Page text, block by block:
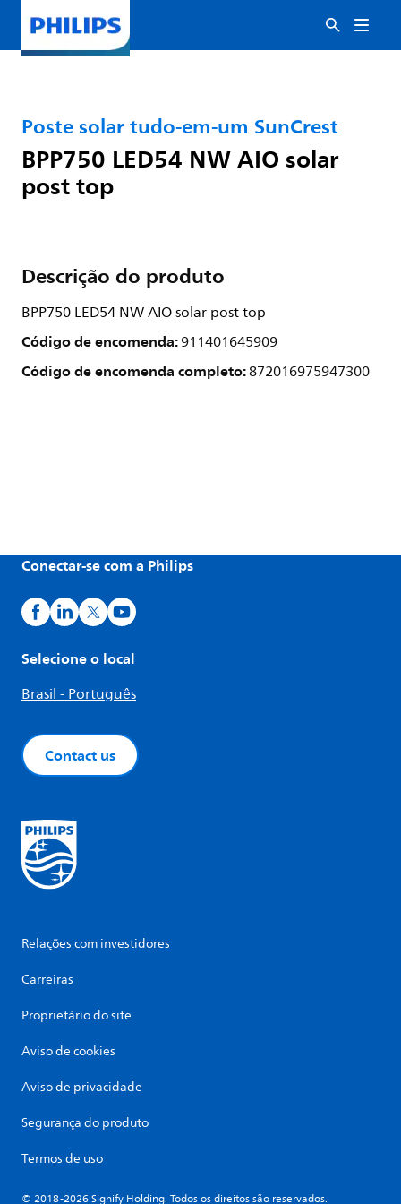
Poste solar tudo-em-um SunCrest
BPP750 LED54 NW AIO solar
post top
Descrição do produto
BPP750 LED54 NW AIO solar post top
Código de encomenda:911401645909
Código de encomenda completo:872016975947300
Conectar-se com a Philips
Selecione o local
Brasil - Português
Contact us
Relações com investidores
Carreiras
Proprietário do site
Aviso de cookies
Aviso de privacidade
Segurança do produto
Termos de uso
© 2018-2026 Signify Holding. Todos os direitos são reservados.